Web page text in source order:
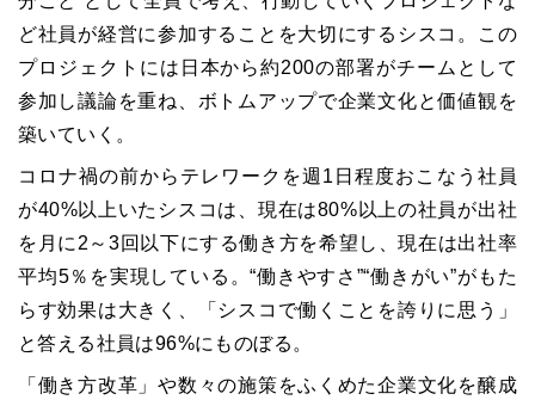
ど社員が経営に参加することを大切にするシスコ。この
プロジェクトには日本から約200の部署がチームとして
参加し議論を重ね、ボトムアップで企業文化と価値観を
築いていく。
コロナ禍の前からテレワークを週1日程度おこなう社員
が40%以上いたシスコは、現在は80%以上の社員が出社
を月に2～3回以下にする働き方を希望し、現在は出社率
平均5％を実現している。“働きやすさ”“働きがい”がもた
らす効果は大きく、「シスコで働くことを誇りに思う」
と答える社員は96%にものぼる。
「働き方改革」や数々の施策をふくめた企業文化を醸成